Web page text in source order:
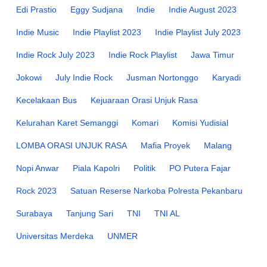
Edi Prastio Eggy Sudjana Indie Indie August 2023
Indie Music Indie Playlist 2023 Indie Playlist July 2023
Indie Rock July 2023 Indie Rock Playlist Jawa Timur
Jokowi July Indie Rock Jusman Nortonggo Karyadi
Kecelakaan Bus Kejuaraan Orasi Unjuk Rasa
Kelurahan Karet Semanggi Komari Komisi Yudisial
LOMBA ORASI UNJUK RASA Mafia Proyek Malang
Nopi Anwar Piala Kapolri Politik PO Putera Fajar
Rock 2023 Satuan Reserse Narkoba Polresta Pekanbaru
Surabaya Tanjung Sari TNI TNI AL
Universitas Merdeka UNMER